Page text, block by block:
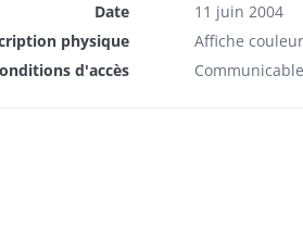
Date
11 juin 2004
physique
Affiche
d'accès
Communicable